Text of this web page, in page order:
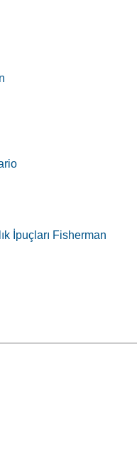
İpuçları Fisherman